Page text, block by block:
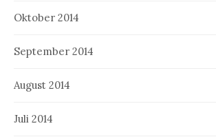
Oktober 2014
September 2014
August 2014
Juli 2014